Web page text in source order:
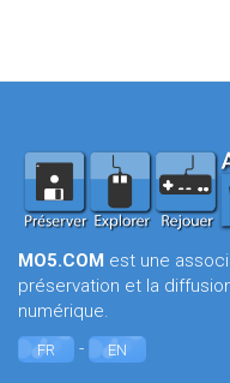
MO5.COM est une
préservation et la
numérique.
FR - EN